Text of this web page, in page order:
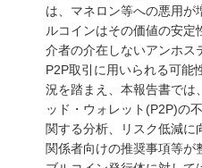
は、マネロン等への悪用が
ルコインはその価値の安
介者の介在しないアンホス
P2P取引に用いられる可能
況を踏まえ、本報告書では
ッド・ウォレット(P2P)の
関する分析、リスク低減に
関係者向けの推奨事項等が